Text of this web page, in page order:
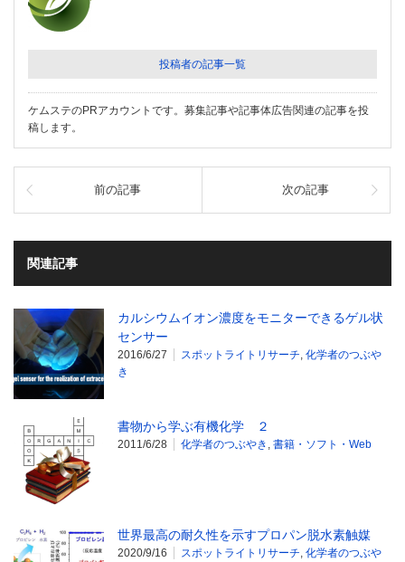
投稿者の記事一覧
ケムステのPRアカウントです。募集記事や記事体広告関連の記事を投
稿します。
前の記事 次の記事
関連記事
カルシウムイオン濃度をモニターできるゲル状
センサー
2016/6/27 スポットライトリサーチ 化学者のつぶや
き
書物から学ぶ有機化学 ２
2011/6/28 化学者のつぶやき 書籍・ソフト・Web
世界最高の耐久性を示すプロパン脱水素触媒
2020/9/16 スポットライトリサーチ 化学者のつぶや